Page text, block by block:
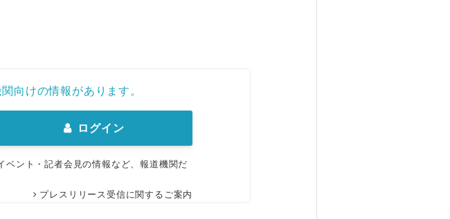
向けの情報があります。
ログイン
ベント・記者会見の情報など、報道機関だ
プレスリリース受信に関するご案内